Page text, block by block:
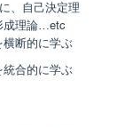
、自己決定理
成理論…etc
横断的に学ぶ
統合的に学ぶ